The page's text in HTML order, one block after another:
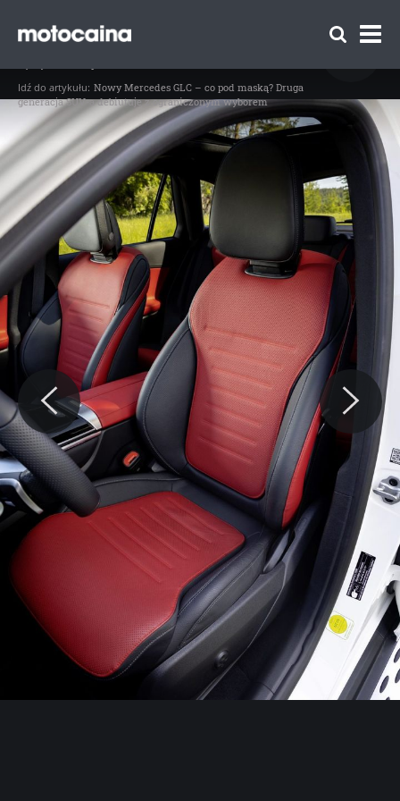
Mercedes GLC - zdjęcie 19
Idź do artykułu: Nowy Mercedes GLC – co pod maską? Druga
generacja SUV-a debiutuje z ograniczonym wyborem
Zespół Motocaina
Regulamin
Polityka prywatności
Reklama
Kontakt
© Motocaina.pl All rights reserved.